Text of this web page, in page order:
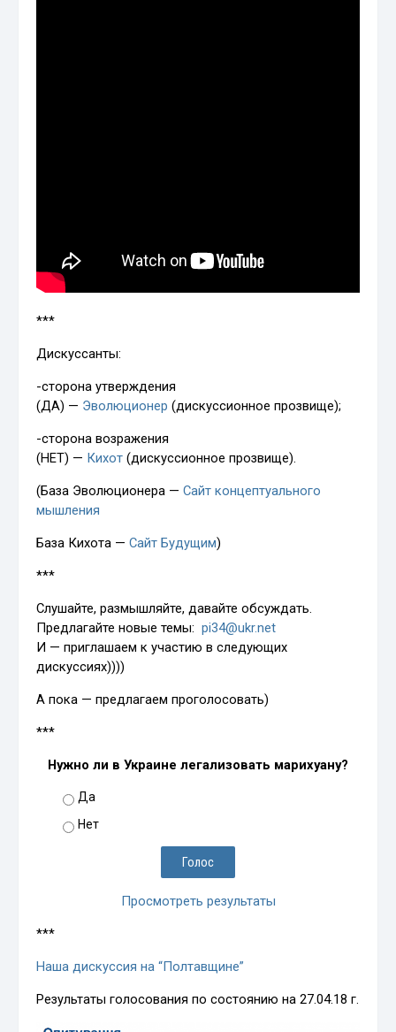
***
Дискуссанты:
-сторона утверждения
(ДА) — Эволюционер (дискуссионное прозвище);
-сторона возражения
(НЕТ) — Кихот(дискуссионное прозвище).
(База Эволюционера —Сайт концептуального
мышления
База Кихота —Сайт Будущим)
***
Слушайте, размышляйте, давайте обсуждать.
Предлагайте новые темы:pi34@ukr.net
И — приглашаем к участию в следующих
дискуссиях))))
А пока — предлагаем проголосовать)
***
Нужно ли в Украине легализовать марихуану?
Да
Нет
Просмотреть результаты
***
Наша дискуссия на “Полтавщине”
Результаты голосования по состоянию на 27.04.18 г.